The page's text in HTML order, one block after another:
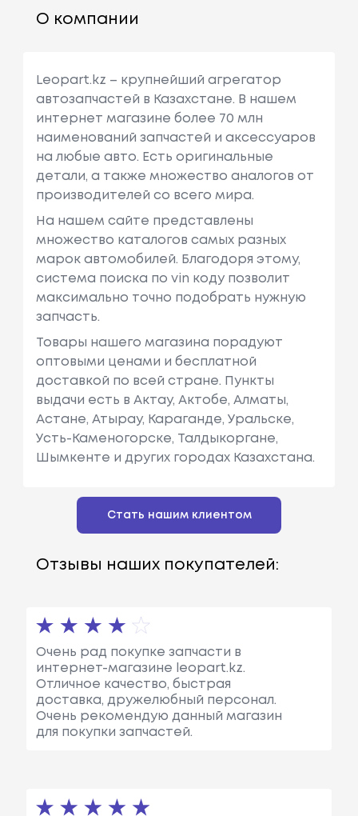
О компании
Leopart.kz – крупнейший агрегатор
автозапчастей в Казахстане. В нашем
интернет магазине более 70 млн
наименований запчастей и аксессуаров
на любые авто. Есть оригинальные
детали, а также множество аналогов от
производителей со всего мира.
На нашем сайте представлены
множество каталогов самых разных
марок автомобилей. Благодоря этому,
система поиска по vin коду позволит
максимально точно подобрать нужную
запчасть.
Товары нашего магазина порадуют
оптовыми ценами и бесплатной
доставкой по всей стране. Пункты
выдачи есть в Актау, Актобе, Алматы,
Астане, Атырау, Караганде, Уральске,
Усть-Каменогорске, Талдыкоргане,
Шымкенте и других городах Казахстана.
Стать нашим клиентом
Отзывы наших покупателей:
Очень рад покупке запчасти в
интернет-магазине leopart.kz.
Отличное качество, быстрая
доставка, дружелюбный персонал.
Очень рекомендую данный магазин
для покупки запчастей.